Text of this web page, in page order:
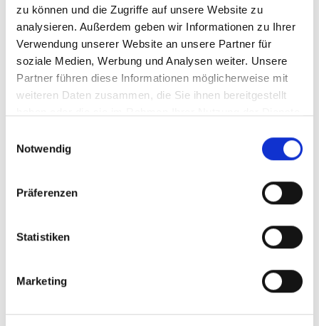
zu können und die Zugriffe auf unsere Website zu
analysieren. Außerdem geben wir Informationen zu Ihrer
Verwendung unserer Website an unsere Partner für
soziale Medien, Werbung und Analysen weiter. Unsere
Partner führen diese Informationen möglicherweise mit
weiteren Daten zusammen, die Sie ihnen bereitgestellt
Notwendig
Präferenzen
Statistiken
Marketing
Darauf können Sie sich freuen:
Ein faires Vergütungsmodell: Gleichbleibender
monatlicher Verdienst – auch in den Schließ- oder
Ferienzeiten!
Kompetente Unterstützung und Einarbeitungdurch
unsere pädagogischen Fachkräfte, sowie Mitarbeitern vor
Wertschätzende Zusammenarbeit durch zufriedene
Ein attraktives Mitarbeiter-
Kunden/Mitarbeiter)
Ihre Aufgaben:
Begleitung eines festen Kindes im Schul- oder